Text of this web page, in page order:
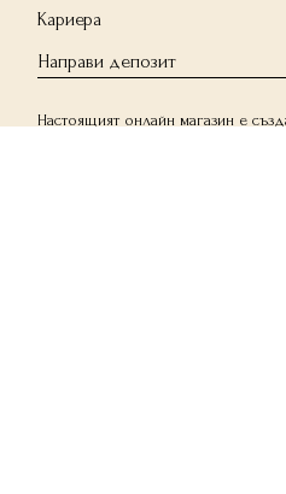
Кариера
Направи депозит
Настоящият онлайн магазин е